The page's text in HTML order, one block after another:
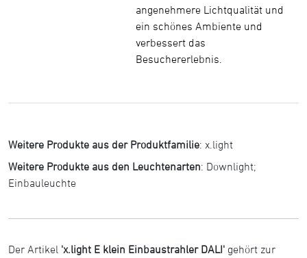
angenehmere Lichtqualität und
ein schönes Ambiente und
verbessert das
Besuchererlebnis.
Weitere Produkte aus der Produktfamilie: x.light
Weitere Produkte aus den Leuchtenarten: Downlight;
Einbauleuchte
Der Artikel 'x.light E klein Einbaustrahler DALI' gehört zur